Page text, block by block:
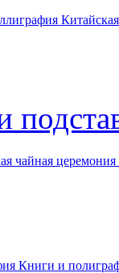
Книги и